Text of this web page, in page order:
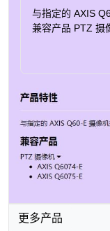
与指定的 AXIS
兼容产品 PTZ 摄
更多产品